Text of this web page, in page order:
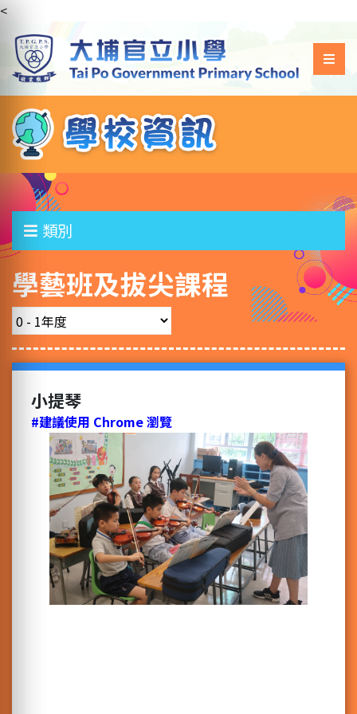
<
類別
學藝班及拔尖課程
小提琴
#建議使用 Chrome 瀏覽